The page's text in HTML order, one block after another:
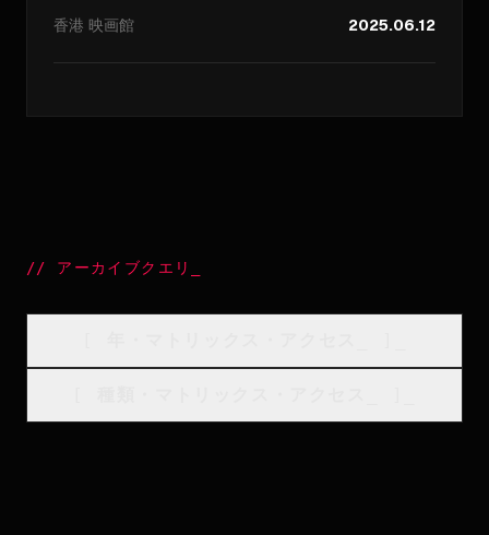
香港 映画館 2025.06.12
// アーカイブクエリ